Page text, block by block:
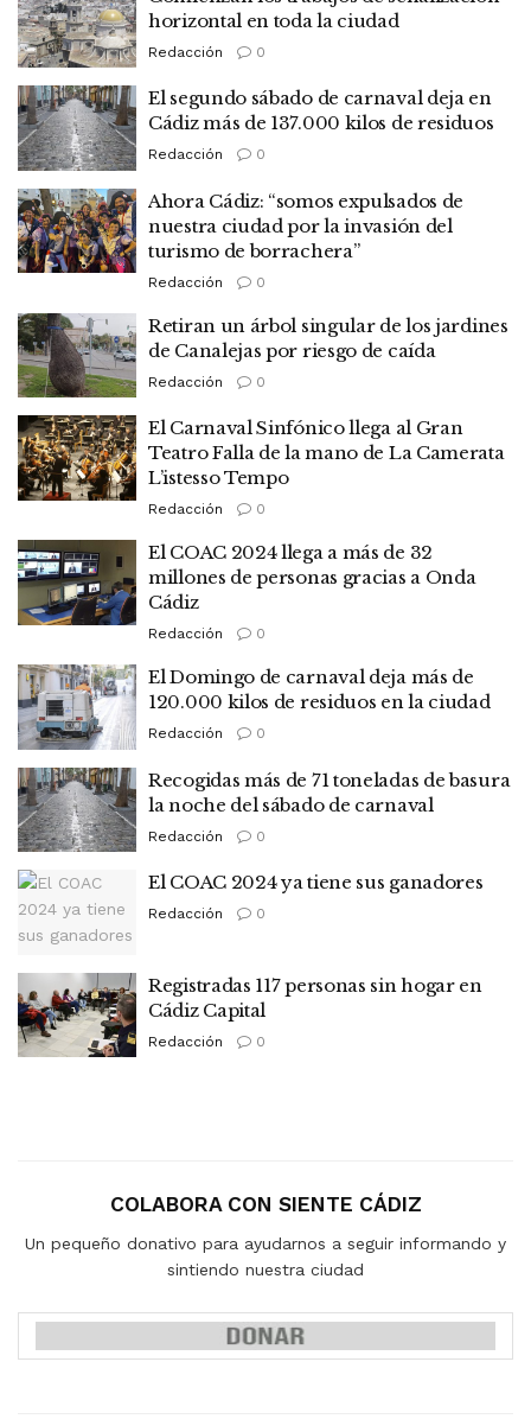
horizontal en toda la ciudad
Redacción 0
El segundo sábado de carnaval deja en
Cádiz más de 137.000 kilos de residuos
Redacción 0
Ahora Cádiz: “somos expulsados de
nuestra ciudad por la invasión del
turismo de borrachera”
Redacción 0
Retiran un árbol singular de los jardines
de Canalejas por riesgo de caída
Redacción 0
El Carnaval Sinfónico llega al Gran
Teatro Falla de la mano de La Camerata
L’istesso Tempo
Redacción 0
El COAC 2024 llega a más de 32
millones de personas gracias a Onda
Cádiz
Redacción 0
El Domingo de carnaval deja más de
120.000 kilos de residuos en la ciudad
Redacción 0
Recogidas más de 71 toneladas de basura
la noche del sábado de carnaval
Redacción 0
El COAC 2024 ya tiene sus ganadores
Redacción 0
Registradas 117 personas sin hogar en
Cádiz Capital
Redacción 0
COLABORA CON SIENTE CÁDIZ
Un pequeño donativo para ayudarnos a seguir informando y
sintiendo nuestra ciudad